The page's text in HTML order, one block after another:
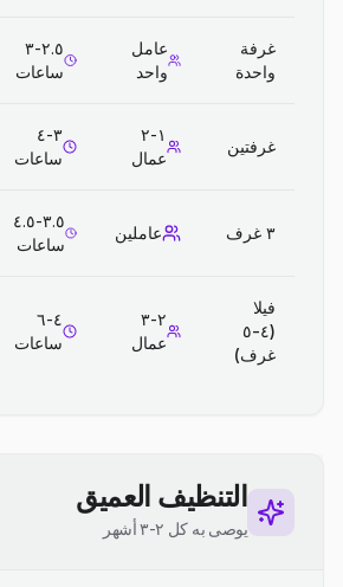
غرفة
واحدة
عامل
واحد
٢.٥-٣
ساعات
غرفتين
١-٢
عمال
٣-٤
ساعات
٣ غرف عاملين
٣.٥-٤.٥
ساعات
فيلا
(٤-٥
غرف)
٢-٣
عمال
٤-٦
ساعات
التنظيف العميق
يوصى به كل ٢-٣ أشهر